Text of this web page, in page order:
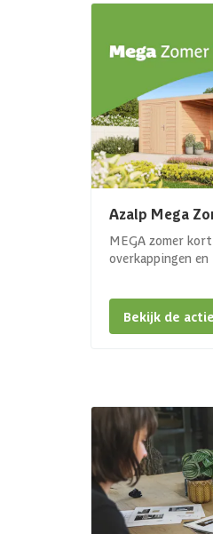
Azalp Mega
MEGA zomer
overkappingen
Bekijk de